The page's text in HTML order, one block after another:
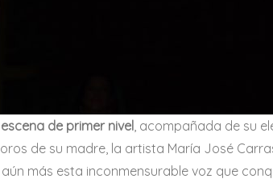
de primer nivel, acompañada de su
de su madre, la artista María José
más esta inconmensurable voz que